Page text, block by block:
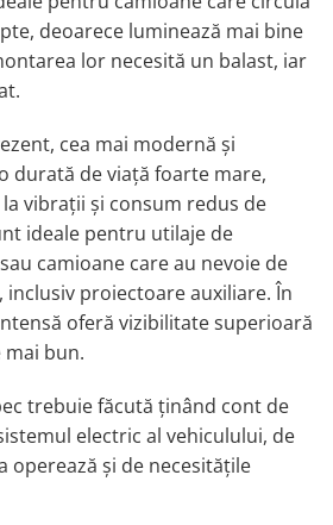
marsarier
Camion,
LED
si
deoarece luminează mai bine
lor necesită un balast, iar
cea mai modernă și
durată de viață foarte mare,
vibrații și consum redus de
ideale pentru utilaje de
camioane care au nevoie de
proiectoare auxiliare. În
oferă vizibilitate superioară
bun.
trebuie făcută ținând cont de
electric al vehiculului, de
operează și de necesitățile